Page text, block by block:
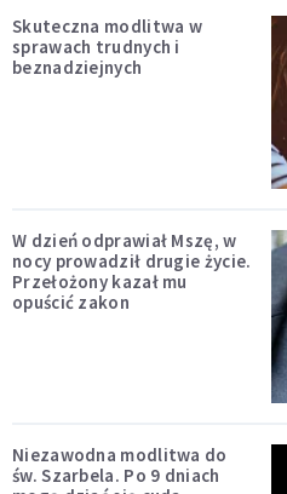
Skuteczna modlitwa w
sprawach trudnych i
beznadziejnych
W dzień odprawiał Mszę, w
nocy prowadził drugie życie.
Przełożony kazał mu
opuścić zakon
Niezawodna modlitwa do
św. Szarbela. Po 9 dniach